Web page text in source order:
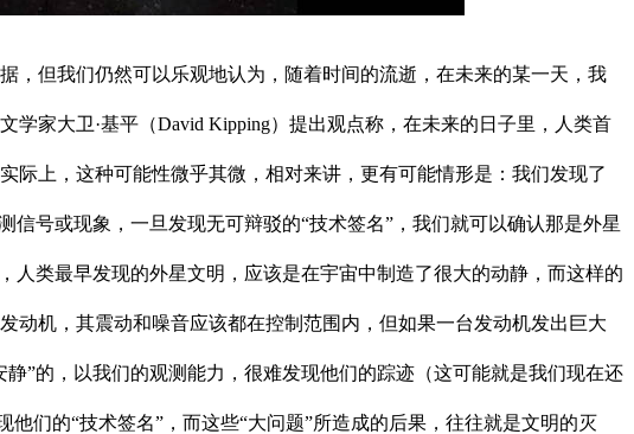
，但我们仍然可以乐观地认为，随着时间的流逝，在未来的某一天，我
家大卫·基平（David Kipping）提出观点称，在未来的日子里，人类首
际上，这种可能性微乎其微，相对来讲，更有可能情形是：我们发现了
号或现象，一旦发现无可辩驳的“技术签名”，我们就可以确认那是外星
类最早发现的外星文明，应该是在宇宙中制造了很大的动静，而这样的
动机，其震动和噪音应该都在控制范围内，但如果一台发动机发出巨大
”的，以我们的观测能力，很难发现他们的踪迹（这可能就是我们现在还
们的“技术签名”，而这些“大问题”所造成的后果，往往就是文明的灭